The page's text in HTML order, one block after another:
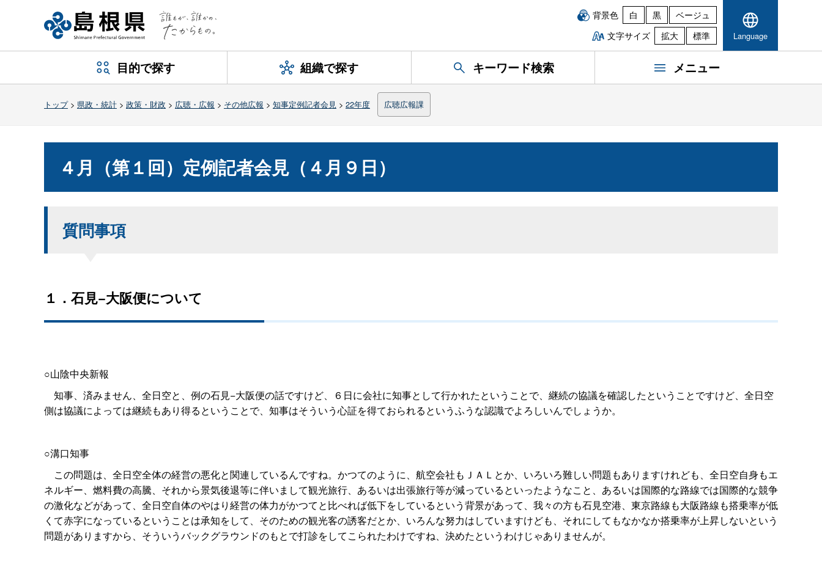
背景色 白 黒
ベージュ
文字サイズ
拡大 標準 Language
目的で探す 組織で探す キーワード検索 メニュー
トップ> 県政・統計 > 政策・財政 > 広聴・広報 > その他広報 > 知事定例記者会見 > 22年度 広聴広報課
４月（第１回）定例記者会見（４月９日）
質問事項
１．石見−大阪便について
○山陰中央新報
知事、済みません、全日空と、例の石見−大阪便の話ですけど、６日に会社に知事として行かれたということで、継続の協議を確認したということですけど、全日空
側は協議によっては継続もあり得るということで、知事はそういう心証を得ておられるというふうな認識でよろしいんでしょうか。
○溝口知事
この問題は、全日空全体の経営の悪化と関連しているんですね。かつてのように、航空会社もＪＡＬとか、いろいろ難しい問題もありますけれども、全日空自身もエ
ネルギー、燃料費の高騰、それから景気後退等に伴いまして観光旅行、あるいは出張旅行等が減っているといったようなこと、あるいは国際的な路線では国際的な競争
の激化などがあって、全日空自体のやはり経営の体力がかつてと比べれば低下をしているという背景があって、我々の方も石見空港、東京路線も大阪路線も搭乗率が低
くて赤字になっているということは承知をして、そのための観光客の誘客だとか、いろんな努力はしていますけども、それにしてもなかなか搭乗率が上昇しないという
問題がありますから、そういうバックグラウンドのもとで打診をしてこられたわけですね、決めたというわけじゃありませんが。